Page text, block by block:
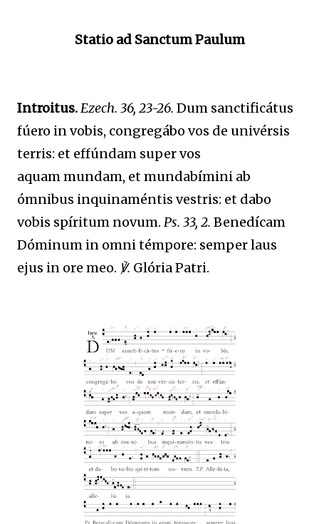
Statio ad Sanctum Paulum
Introitus.Ezech. 36, 23-26. Dum sanctificátus
fúero in vobis, congregábo vos de univérsis
terris: et effúndam super vos
aquam mundam, et mundabímini ab
ómnibus inquinaméntis vestris: et dabo
vobis spíritum novum. Ps. 33, 2. Benedícam
Dóminum in omni témpore: semper laus
ejus in ore meo. ℣. Glória Patri.